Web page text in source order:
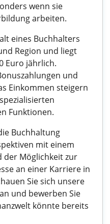
wenn sie
arbeiten.
eines Buchhalters
Region und liegt
Euro jährlich.
und
Einkommen steigern
Funktionen.
Buchhaltung
mit einem
der Möglichkeit zur
an einer Karriere in
Sie sich unsere
und bewerben Sie
könnte bereits